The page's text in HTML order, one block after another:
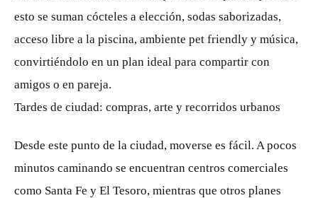
esto se suman cócteles a elección, sodas saborizadas,
acceso libre a la piscina, ambiente pet friendly y música,
convirtiéndolo en un plan ideal para compartir con
amigos o en pareja.
Tardes de ciudad: compras, arte y recorridos urbanos
Desde este punto de la ciudad, moverse es fácil. A pocos
minutos caminando se encuentran centros comerciales
como Santa Fe y El Tesoro, mientras que otros planes